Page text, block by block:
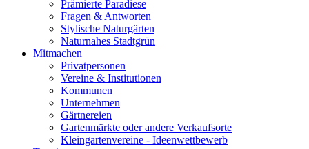
Prämierte Paradiese
Fragen & Antworten
Stylische Naturgärten
Naturnahes Stadtgrün
Mitmachen
Privatpersonen
Vereine & Institutionen
Kommunen
Unternehmen
Gärtnereien
Gartenmärkte oder andere Verkaufsorte
Kleingartenvereine - Ideenwettbewerb